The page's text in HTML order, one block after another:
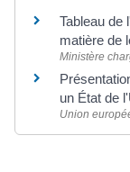
Tableau de
matière de
Ministère
un État de
Union